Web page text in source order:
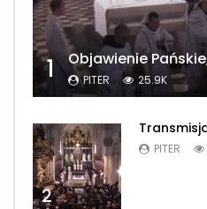
1 Objawienie
PITER 25.9K
2
PITER